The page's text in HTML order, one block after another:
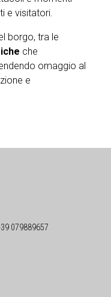
e visitatori.
borgo, tra le
che
omaggio al
e
079889657